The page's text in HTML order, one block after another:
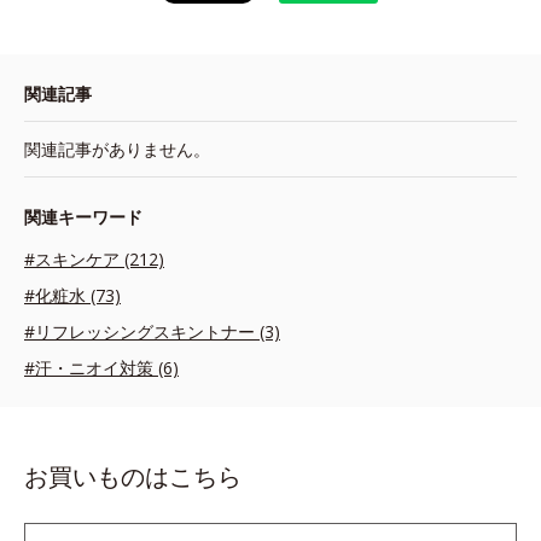
関連記事
関連記事がありません。
関連キーワード
#スキンケア (212)
#化粧水 (73)
#リフレッシングスキントナー (3)
#汗・ニオイ対策 (6)
お買いものはこちら